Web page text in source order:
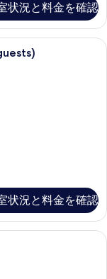
状況と料金を確認
a 18-Bed Dorm (1
状況と料金を確認
(無料)、客室ごとに